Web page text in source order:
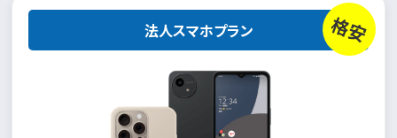
格安
法人スマホプラン